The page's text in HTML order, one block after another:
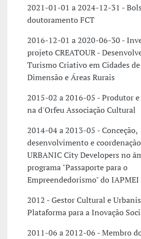
2021-01-01 a 2024-12-31 -
doutoramento FCT
2016-12-01 a 2020-06-30 -
projeto CREATOUR -
Turismo Criativo em Cidades
Dimensão e Áreas Rurais
2015-02 a 2016-05 - Produtor
na d'Orfeu Associação Cultural
2014-04 a 2013-05 - Conceção,
desenvolvimento e
URBANIC City Developers no
programa "Passaporte para o
Empreendedorismo" do IAPMEI
2012 - Gestor Cultural e
Plataforma para a Inovação
2011-06 a 2012-06 - Membro